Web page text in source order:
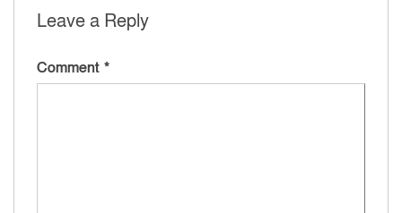
Leave a Reply
Comment *